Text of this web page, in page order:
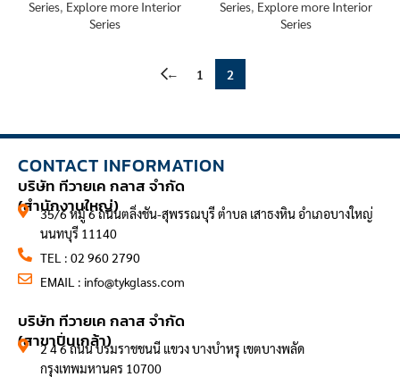
Series, Explore more Interior
Series
Series, Explore more Interior
Series
← 1 2
CONTACT INFORMATION
บริษัท ทีวายเค กลาส จำกัด
(สำนักงานใหญ่)
35/6 หมู่ 6 ถนนตลิ่งชัน-สุพรรณบุรี ตำบล เสาธงหิน อำเภอบางใหญ่
นนทบุรี 11140
TEL : 02 960 2790
EMAIL : info@tykglass.com
บริษัท ทีวายเค กลาส จำกัด
(สาขาปิ่นเกล้า)
2 4 6 ถนน บรมราชชนนี แขวง บางบำหรุ เขตบางพลัด
กรุงเทพมหานคร 10700